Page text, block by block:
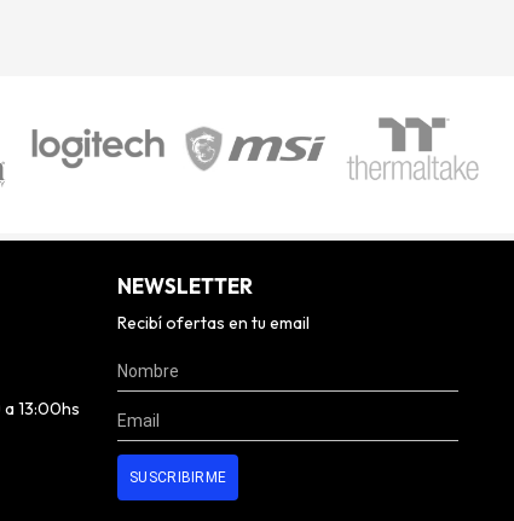
13:00hs
NEWSLETTER
Recibí ofertas en tu email